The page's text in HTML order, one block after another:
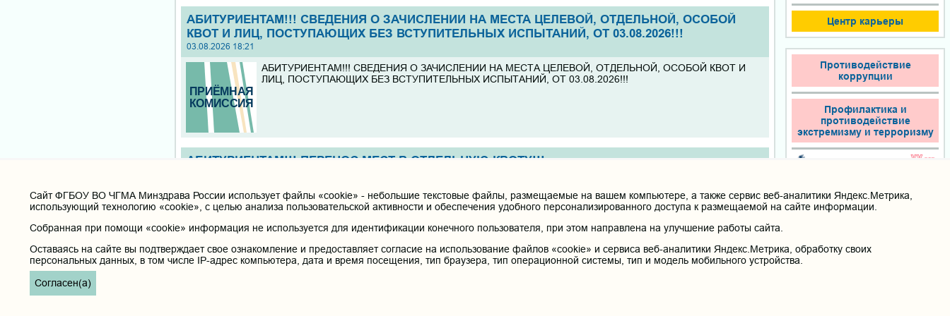
АБИТУРИЕНТАМ!!! СВЕДЕНИЯ О ЗАЧИСЛЕНИИ НА МЕСТА ЦЕЛЕВОЙ, ОТДЕЛЬНОЙ, ОСОБОЙ
КВОТ И ЛИЦ, ПОСТУПАЮЩИХ БЕЗ ВСТУПИТЕЛЬНЫХ ИСПЫТАНИЙ, ОТ 03.08.2026!!!
03.08.2026 18:21
АБИТУРИЕНТАМ!!! СВЕДЕНИЯ О ЗАЧИСЛЕНИИ НА МЕСТА ЦЕЛЕВОЙ, ОТДЕЛЬНОЙ, ОСОБОЙ КВОТ И
ЛИЦ, ПОСТУПАЮЩИХ БЕЗ ВСТУПИТЕЛЬНЫХ ИСПЫТАНИЙ, ОТ 03.08.2026!!!
АБИТУРИЕНТАМ!!! ПЕРЕНОС МЕСТ В ОТДЕЛЬНУЮ КВОТУ!!!
АБИТУРИЕНТАМ!!! ПЕРЕНОС МЕСТ В ОТДЕЛЬНУЮ КВОТУ!!!
Центр карьеры
Противодействие
коррупции
Профилактика и
противодействие
экстремизму и терроризму
Новаялитература
Cайт ФГБОУ ВО ЧГМА Минздрава России использует файлы «cookie» - небольшие текстовые файлы, размещаемые на вашем компьютере, а также сервис веб-аналитики Яндекс.Метрика,
использующий технологию «cookie», с целью анализа пользовательской активности и обеспечения удобного персонализированного доступа к размещаемой на сайте информации.
Собранная при помощи «cookie» информация не используется для идентификации конечного пользователя, при этом направлена на улучшение работы сайта.
Оставаясь на сайте вы подтверждает свое ознакомление и предоставляет согласие на использование файлов «cookie» и сервиса веб-аналитики Яндекс.Метрика, обработку своих
персональных данных, в том числе IP-адрес компьютера, дата и время посещения, тип браузера, тип операционной системы, тип и модель мобильного устройства.
Согласен(а)